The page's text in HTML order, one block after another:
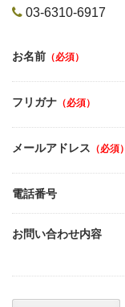
03-6310-6917
お名前 （必須）
フリガナ （必須）
メールアドレス （必須）
電話番号
お問い合わせ内容